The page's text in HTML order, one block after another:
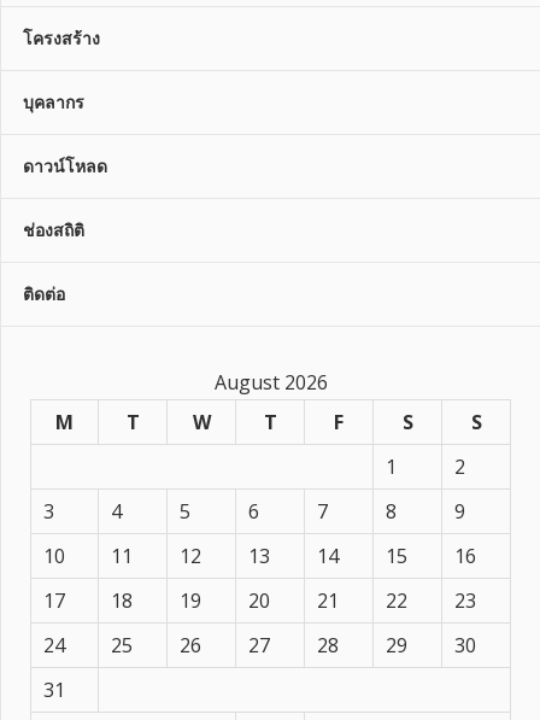
โครงสร้าง
บุคลากร
ดาวน์โหลด
ช่องสถิติ
ติดต่อ
August 2026
M
T W T F S S
1
2
3
4 5 6 7 8
9
10
11 12 13 14 15
16
17
18 19 20 21 22
23
24
25 26 27 28 29
30
31